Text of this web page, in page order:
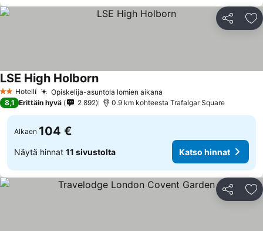
Jaa
2 Tähtiluokitus
Hotelli Opiskelija-asuntola lomien aikana
LSE High Holborn
8,1 Erittäin hyvä 2 892 0.9 km kohteesta Trafalgar Square
Alkaen 104 €
Näytä hinnat 11 sivustolta Katso hinnat
Jaa